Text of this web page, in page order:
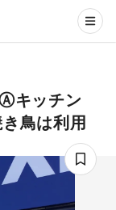
キッチン
鳥は利用